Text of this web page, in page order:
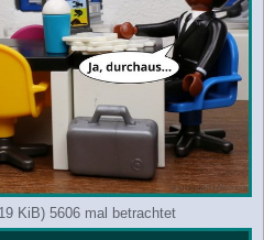
KiB) 5606 mal betrachtet